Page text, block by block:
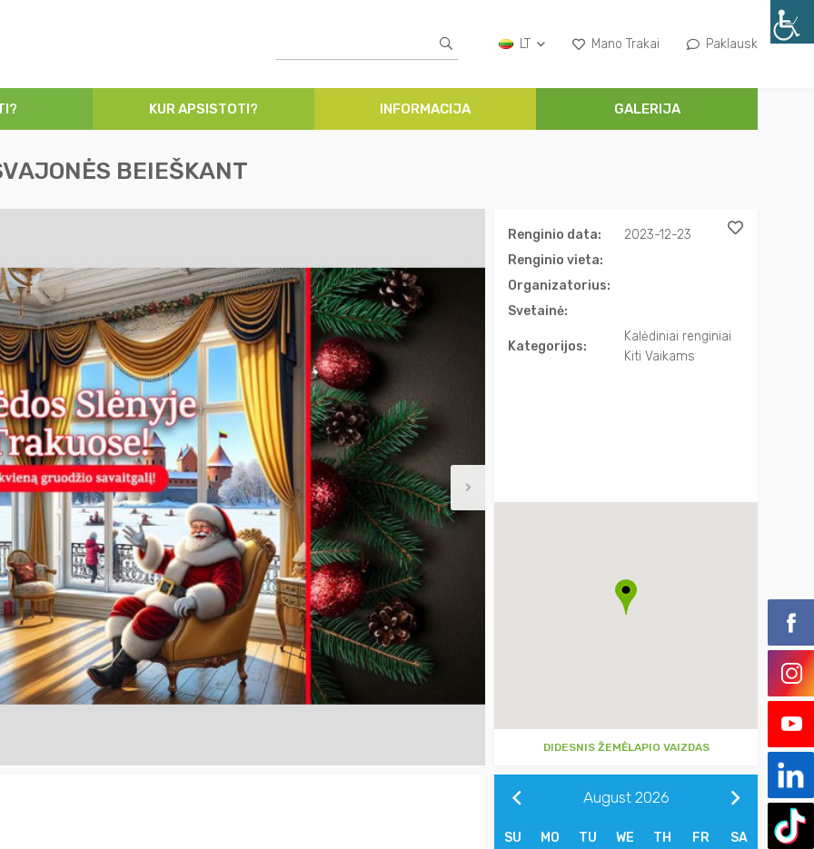
LT Mano Trakai Paklausk
KUR APSISTOTI? INFORMACIJA GALERIJA
BEIEŠKANT
Renginio data:
2023-12-23
Renginio vieta:
Organizatorius:
Svetainė:
Kategorijos:
Kalėdiniai renginiai
Kiti Vaikams
DIDESNIS ŽEMĖLAPIO VAIZDAS
August 2026
SU MO TU WE TH FR SA